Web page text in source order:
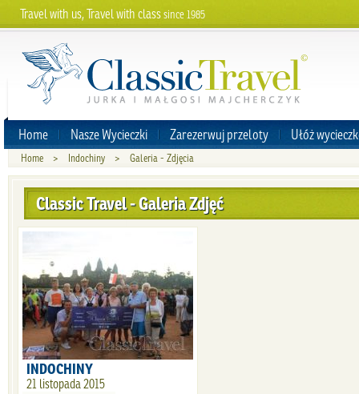
Travel with us, Travel with classsince 1985
Home Nasze Wycieczki Zarezerwuj przeloty Ułóż
Home > Indochiny > Galeria - Zdjęcia
Classic Travel - Galeria Zdjęć
INDOCHINY
21 listopada 2015